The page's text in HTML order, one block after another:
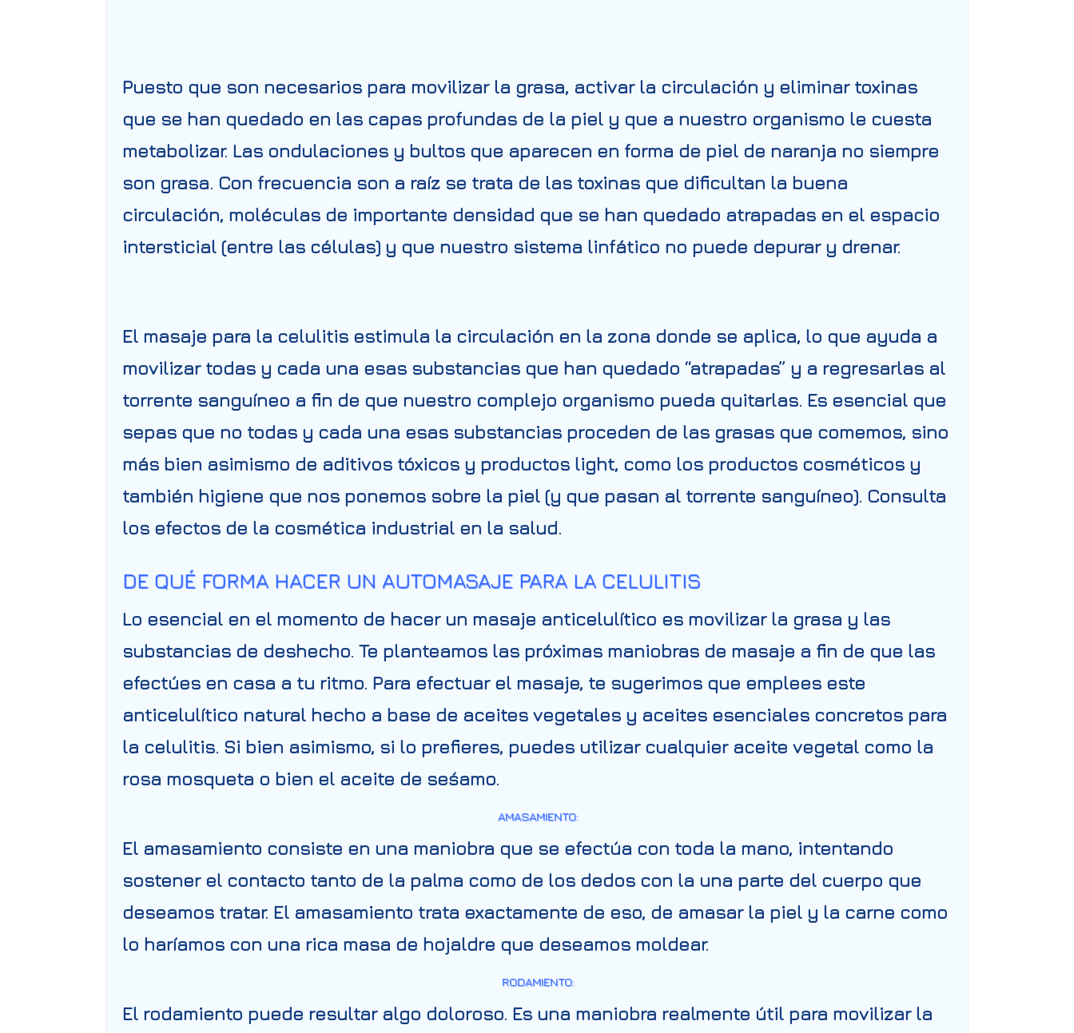
Puesto que son necesarios para movilizar la grasa, activar la circulación y eliminar toxinas
que se han quedado en las capas profundas de la piel y que a nuestro organismo le cuesta
metabolizar. Las ondulaciones y bultos que aparecen en forma de piel de naranja no siempre
son grasa. Con frecuencia son a raíz se trata de las toxinas que dificultan la buena
circulación, moléculas de importante densidad que se han quedado atrapadas en el espacio
intersticial (entre las células) y que nuestro sistema linfático no puede depurar y drenar.
El masaje para la celulitis estimula la circulación en la zona donde se aplica, lo que ayuda a
movilizar todas y cada una esas substancias que han quedado “atrapadas” y a regresarlas al
torrente sanguíneo a fin de que nuestro complejo organismo pueda quitarlas. Es esencial que
sepas que no todas y cada una esas substancias proceden de las grasas que comemos, sino
más bien asimismo de aditivos tóxicos y productos light, como los productos cosméticos y
también higiene que nos ponemos sobre la piel (y que pasan al torrente sanguíneo). Consulta
los efectos de la cosmética industrial en la salud.
DE QUÉ FORMA HACER UN AUTOMASAJE PARA LA CELULITIS
Lo esencial en el momento de hacer un masaje anticelulítico es movilizar la grasa y las
substancias de deshecho. Te planteamos las próximas maniobras de masaje a fin de que las
efectúes en casa a tu ritmo. Para efectuar el masaje, te sugerimos que emplees este
anticelulítico natural hecho a base de aceites vegetales y aceites esenciales concretos para
la celulitis. Si bien asimismo, si lo prefieres, puedes utilizar cualquier aceite vegetal como la
rosa mosqueta o bien el aceite de seśamo.
AMASAMIENTO:
El amasamiento consiste en una maniobra que se efectúa con toda la mano, intentando
sostener el contacto tanto de la palma como de los dedos con la una parte del cuerpo que
deseamos tratar. El amasamiento trata exactamente de eso, de amasar la piel y la carne como
lo haríamos con una rica masa de hojaldre que deseamos moldear.
RODAMIENTO:
El rodamiento puede resultar algo doloroso. Es una maniobra realmente útil para movilizar la